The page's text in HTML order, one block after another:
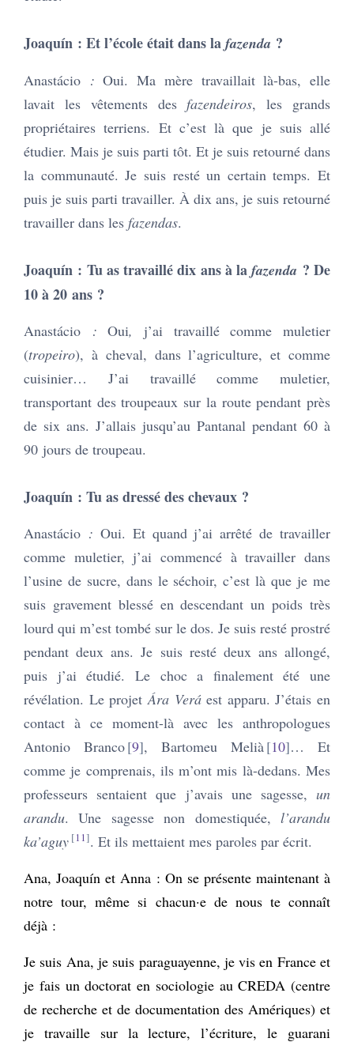
Joaquín : Et l’école était dans la fazenda ?
Anastácio :Oui. Ma mère travaillait là-bas, elle
lavait les vêtements desfazendeiros, les grands
propriétaires terriens. Et c’est là que je suis allé
étudier. Mais je suis parti tôt. Et je suis retourné dans
la communauté. Je suis resté un certain temps. Et
puis je suis parti travailler. À dix ans, je suis retourné
travailler dans les fazendas.
Joaquín : Tu as travaillé dix ans à lafazenda ? De
10 à 20 ans ?
Anastácio :Oui, j’ai travaillé comme muletier
(tropeiro), à cheval, dans l’agriculture, et comme
cuisinier… J’ai travaillé comme muletier,
transportant des troupeaux sur la route pendant près
de six ans. J’allais jusqu’au Pantanal pendant 60 à
90 jours de troupeau.
Joaquín : Tu as dressé des chevaux ?
Anastácio : Oui. Et quand j’ai arrêté de travailler
comme muletier, j’ai commencé à travailler dans
l’usine de sucre, dans le séchoir, c’est là que je me
suis gravement blessé en descendant un poids très
lourd qui m’est tombé sur le dos. Je suis resté prostré
pendant deux ans. Je suis resté deux ans allongé,
puis j’ai étudié. Le choc a finalement été une
révélation. Le projetÁra Veráest apparu. J’étais en
contact à ce moment-là avec les anthropologues
Antonio Branco 9 , Bartomeu Melià 10 … Et
comme je comprenais, ils m’ont mis là-dedans. Mes
professeurs sentaient que j’avais une sagesse, un
arandu. Une sagesse non domestiquée, l’arandu
ka’aguy 11 . Et ils mettaient mes paroles par écrit.
Ana, Joaquín et Anna : On se présente maintenant à
notre tour, même si chacun·e de nous te connaît
déjà :
Je suis Ana, je suis paraguayenne, je vis en France et
je fais un doctorat en sociologie au CREDA (centre
de recherche et de documentation des Amériques) et
je travaille sur la lecture, l’écriture, le guarani